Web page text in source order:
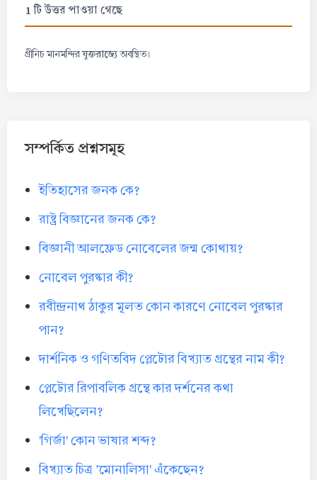
1 টি উত্তর পাওয়া গেছে
গ্রীনিচ মানমন্দিরযুক্তরাজ্যেঅবস্থিত।
সম্পর্কিত প্রশ্নসমূহ
ইতিহাসের জনক কে?
রাষ্ট্র বিজ্ঞানের জনক কে?
বিজ্ঞানী আলফ্রেড নোবেলের জন্ম কোথায়?
নোবেল পুরষ্কার কী?
রবীন্দ্রনাথ ঠাকুর মূলত কোন কারণে নোবেল পুরষ্কার
পান?
দার্শনিক ও গণিতবিদ প্লেটোর বিখ্যাত গ্রন্থের নাম কী?
প্লেটোর রিপাবলিক গ্রন্থে কার দর্শনের কথা
লিখেছিলেন?
'গির্জা' কোন ভাষার শব্দ?
বিখ্যাত চিত্র 'মোনালিসা' এঁকেছেন?